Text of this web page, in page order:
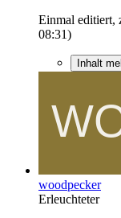
Einmal editiert,
08:31)
Inhalt
woodpecker
Erleuchteter